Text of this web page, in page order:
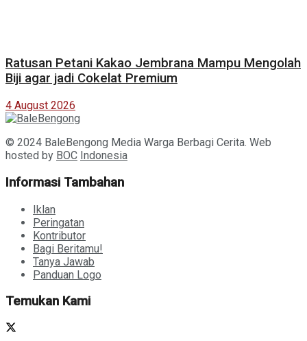
Ratusan Petani Kakao Jembrana Mampu Mengolah
Biji agar jadi Cokelat Premium
4 August 2026
© 2024 BaleBengong Media Warga Berbagi Cerita. Web
hosted by BOC Indonesia
Informasi Tambahan
Iklan
Peringatan
Kontributor
Bagi Beritamu!
Tanya Jawab
Panduan Logo
Temukan Kami